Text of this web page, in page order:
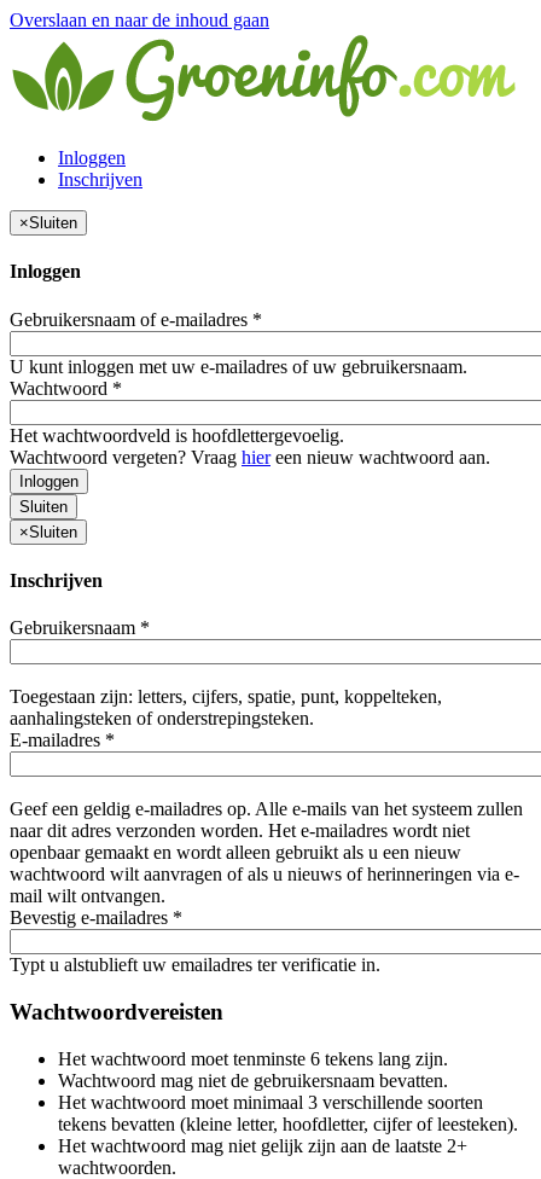
Overslaan en naar de inhoud gaan
Inloggen
Inschrijven
×Sluiten
Inloggen
Gebruikersnaam of e-mailadres *
U kunt inloggen met uw e-mailadres of uw gebruikersnaam.
Wachtwoord *
Het wachtwoordveld is hoofdlettergevoelig.
Wachtwoord vergeten? Vraag hiereen nieuw wachtwoord aan.
Inloggen
Sluiten
×Sluiten
Inschrijven
Gebruikersnaam *
Toegestaan zijn: letters, cijfers, spatie, punt, koppelteken,
aanhalingsteken of onderstrepingsteken.
E-mailadres *
Geef een geldig e-mailadres op. Alle e-mails van het systeem zullen
naar dit adres verzonden worden. Het e-mailadres wordt niet
openbaar gemaakt en wordt alleen gebruikt als u een nieuw
wachtwoord wilt aanvragen of als u nieuws of herinneringen via e-
mail wilt ontvangen.
Bevestig e-mailadres *
Typt u alstublieft uw emailadres ter verificatie in.
Wachtwoordvereisten
Het wachtwoord moet tenminste 6 tekens lang zijn.
Wachtwoord mag niet de gebruikersnaam bevatten.
Het wachtwoord moet minimaal 3 verschillende soorten
tekens bevatten (kleine letter, hoofdletter, cijfer of leesteken).
Het wachtwoord mag niet gelijk zijn aan de laatste 2+
wachtwoorden.